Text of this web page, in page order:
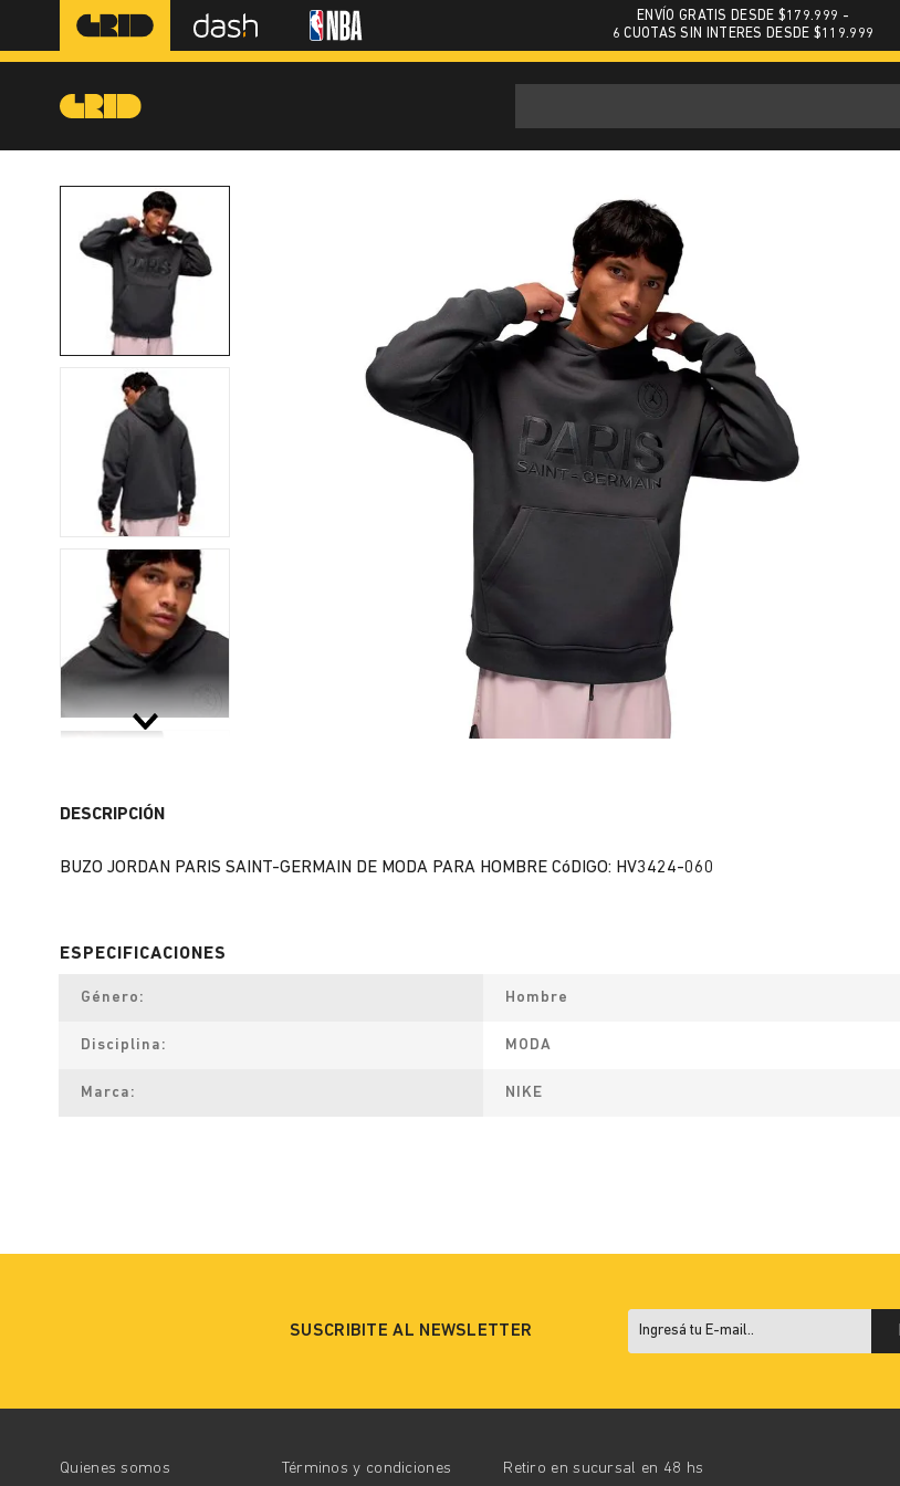
ENVÍO GRATIS DESDE $179.999 -
6 CUOTAS SIN INTERES DESDE $119.999
DESCRIPCIÓN
BUZO JORDAN PARIS SAINT-GERMAIN DE MODA PARA HOMBRE CóDIGO: HV3424-060
Género Hombre
Disciplina MODA
Marca NIKE
SUSCRIBITE AL NEWSLETTER
Quienes somos Términos y condiciones Retiro en sucursal en 48 hs